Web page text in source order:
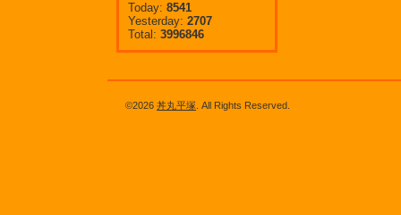
Today: 8541
Yesterday: 2707
Total: 3996846
©2026 丼丸平塚 . All Rights Reserved.